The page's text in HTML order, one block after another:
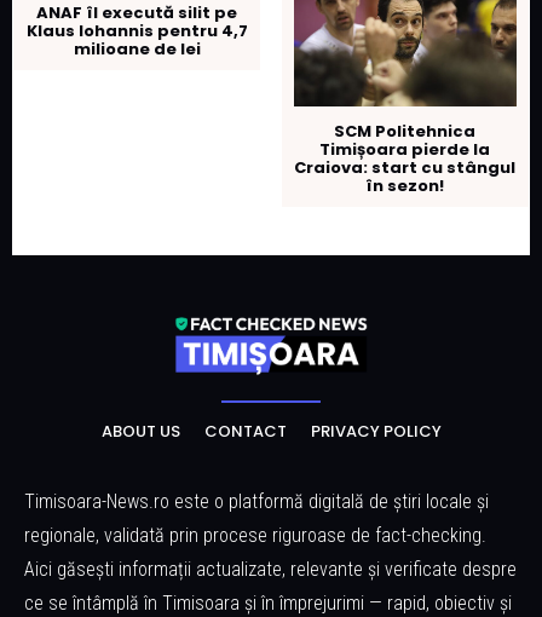
ANAF îl execută silit pe
Klaus Iohannis pentru 4,7
milioane de lei
SCM Politehnica
Timișoara pierde la
Craiova: start cu stângul
în sezon!
ABOUT US CONTACT PRIVACY POLICY
Timisoara-News.ro este o platformă digitală de știri locale și
regionale, validată prin procese riguroase de fact-checking.
Aici găsești informații actualizate, relevante și verificate despre
ce se întâmplă în Timisoara și în împrejurimi — rapid, obiectiv și